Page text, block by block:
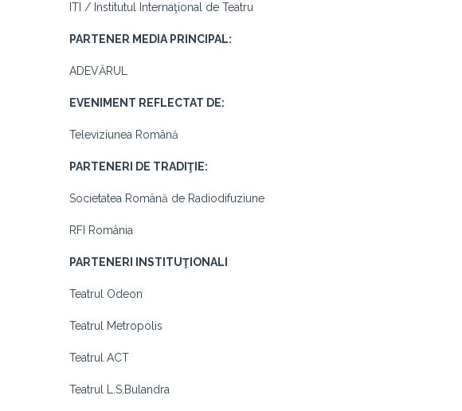
ITI / Institutul Internaţional de Teatru
PARTENER MEDIA PRINCIPAL:
ADEVĂRUL
EVENIMENT REFLECTAT DE:
Televiziunea Română
PARTENERI DE TRADIŢIE:
Societatea Română de Radiodifuziune
RFI România
PARTENERI INSTITUŢIONALI
Teatrul Odeon
Teatrul Metropolis
Teatrul ACT
Teatrul L.S.Bulandra